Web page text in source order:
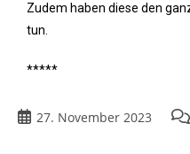
Zudem haben diese den
tun.
*****
27. November 2023